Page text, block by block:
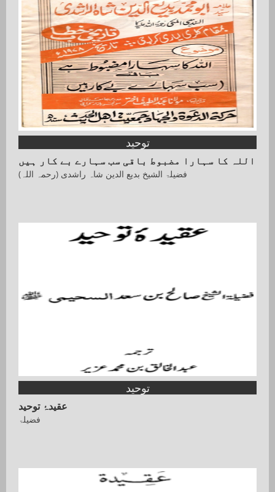
توحید
اللہ کا سہارا مضبوط باقی سب سہارے بے کار ہیں
فضیلۃ الشیخ بدیع الدین شاہ راشدی (رحمہ اللہ)
توحید
عقیدۂ توحید
فضیلۃ